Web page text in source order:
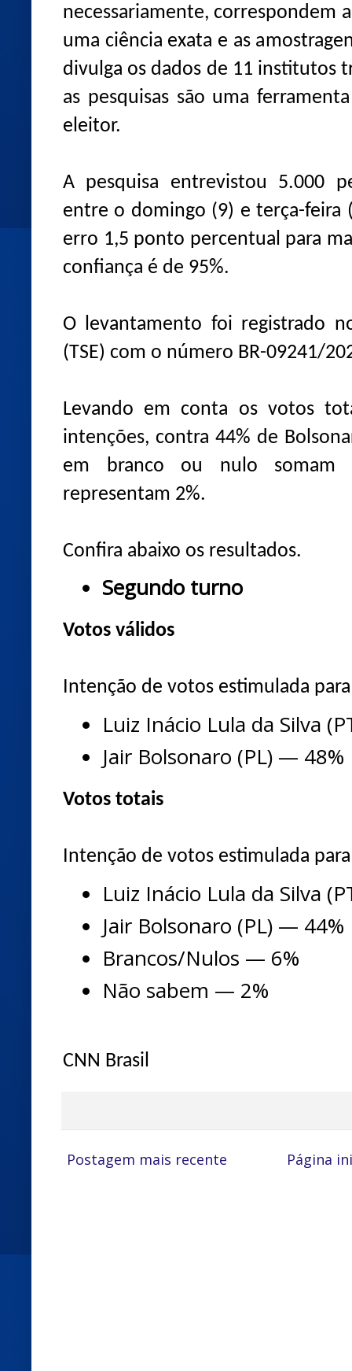
necessariamente, correspondem
uma ciência exata e as
divulga os dados de 11 institutos
as pesquisas são uma
eleitor.
A pesquisa entrevistou 5.000
entre o domingo (9) e terça-feira
erro 1,5 ponto percentual para
confiança é de 95%.
O levantamento foi registrado
(TSE) com o número BR-09241/
Levando em conta os votos
intenções, contra 44% de
em branco ou nulo somam
representam 2%.
Confira abaixo os resultados.
Segundo turno
Votos válidos
Intenção de votos estimulada
Luiz Inácio Lula da Silva
Jair Bolsonaro (PL) — 48%
Votos totais
Intenção de votos estimulada
Luiz Inácio Lula da Silva
Jair Bolsonaro (PL) — 44%
Brancos/Nulos — 6%
Não sabem — 2%
CNN Brasil
Postagem mais recente Página